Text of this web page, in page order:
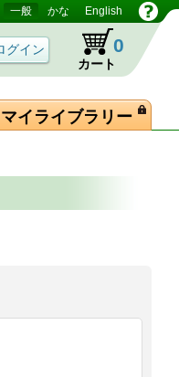
一般 かな English
カート
0
マイライブラリー